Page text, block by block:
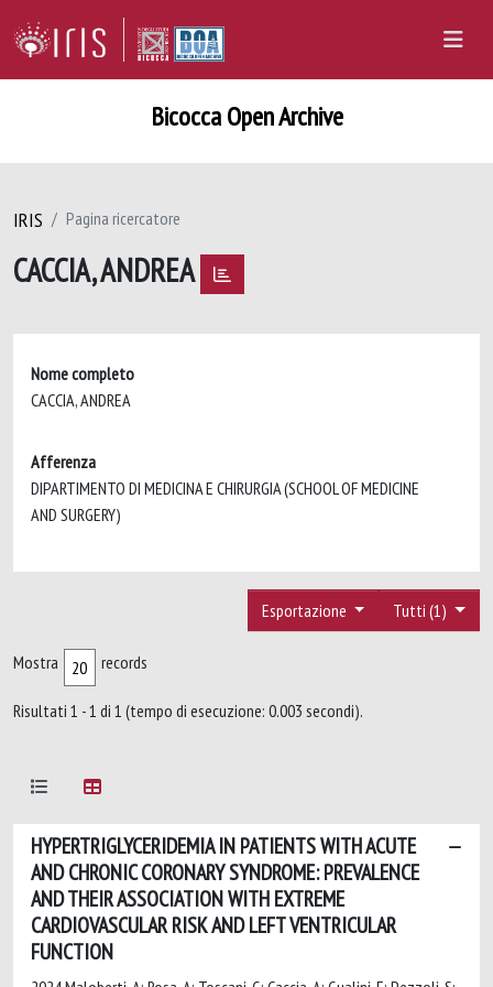
Bicocca Open Archive
IRIS Pagina ricercatore
CACCIA, ANDREA
Nome completo
CACCIA, ANDREA
Afferenza
DIPARTIMENTO DI MEDICINA E CHIRURGIA (SCHOOL OF MEDICINE
AND SURGERY)
Tutti (1)
Esportazione
Mostra records
Risultati 1 - 1 di 1 (tempo di esecuzione: 0.003 secondi).
HYPERTRIGLYCERIDEMIA IN PATIENTS WITH ACUTE
AND CHRONIC CORONARY SYNDROME: PREVALENCE
AND THEIR ASSOCIATION WITH EXTREME
CARDIOVASCULAR RISK AND LEFT VENTRICULAR
FUNCTION